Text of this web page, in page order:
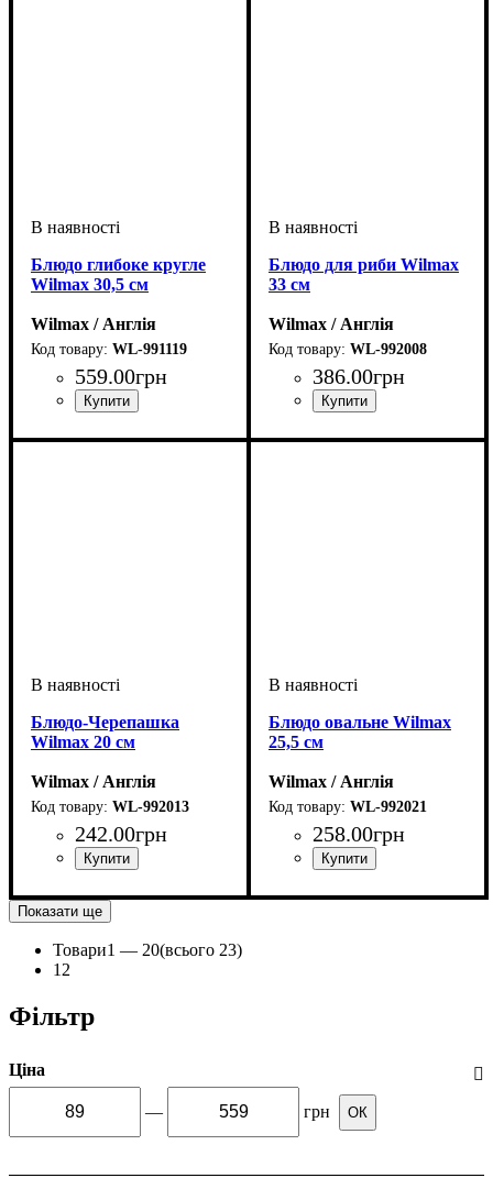
Блюдо глибоке кругле
Wilmax 30,5 см
Wilmax / Англія
WL-991119
559.00грн
Блюдо для риби Wilmax
33 см
Wilmax / Англія
WL-992008
386.00грн
Блюдо-Черепашка
Wilmax 20 см
Wilmax / Англія
WL-992013
242.00грн
Блюдо овальне Wilmax
25,5 см
Wilmax / Англія
WL-992021
258.00грн
Показати ще
Товари1 — 20(всього 23)
1 2
Фільтр
Ціна
— грн ОК